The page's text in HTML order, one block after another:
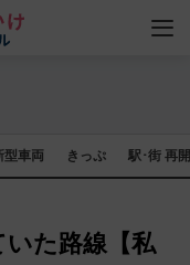
型車両 きっぷ 駅･街 再
た路線【私